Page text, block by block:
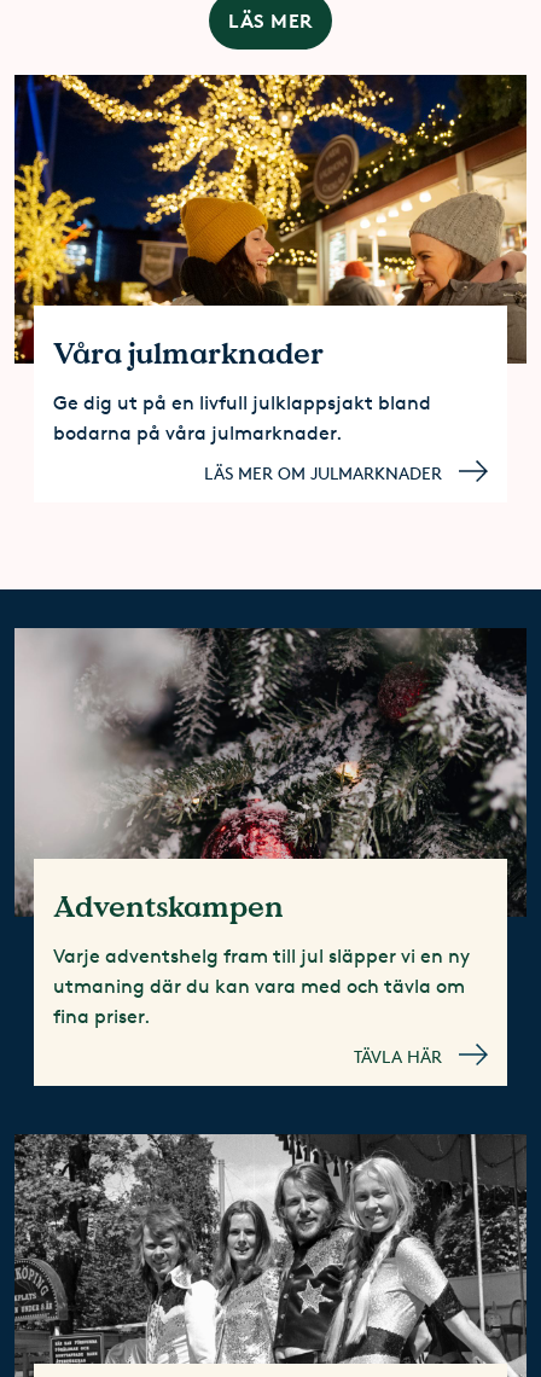
LÄS MER
Våra julmarknader
Ge dig ut på en livfull julklappsjakt bland
bodarna på våra julmarknader.
LÄS MER OM JULMARKNADER
Adventskampen
Varje adventshelg fram till jul släpper vi en ny
utmaning där du kan vara med och tävla om
fina priser.
TÄVLA HÄR